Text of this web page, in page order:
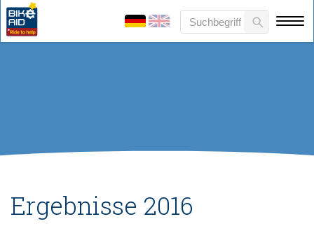
Ergebnisse 2016